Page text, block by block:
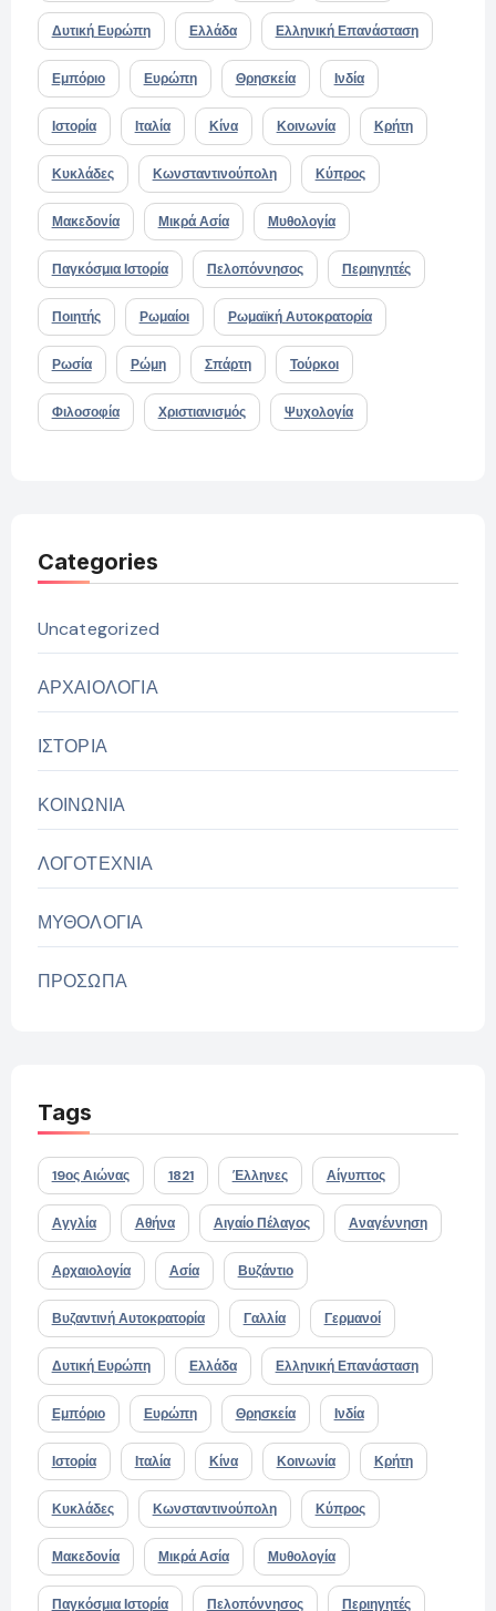
Δυτική Ευρώπη Ελλάδα Ελληνική Επανάσταση
Εμπόριο Ευρώπη Θρησκεία Ινδία
Ιστορία Ιταλία Κίνα Κοινωνία Κρήτη
Κυκλάδες Κωνσταντινούπολη Κύπρος
Μακεδονία Μικρά Ασία Μυθολογία
Παγκόσμια Ιστορία Πελοπόννησος Περιηγητές
Ποιητής Ρωμαίοι Ρωμαϊκή Αυτοκρατορία
Ρωσία Ρώμη Σπάρτη Τούρκοι
Φιλοσοφία Χριστιανισμός Ψυχολογία
Categories
Uncategorized
ΑΡΧΑΙΟΛΟΓΙΑ
ΙΣΤΟΡΙΑ
ΚΟΙΝΩΝΙΑ
ΛΟΓΟΤΕΧΝΙΑ
ΜΥΘΟΛΟΓΙΑ
ΠΡΟΣΩΠΑ
Tags
19ος Αιώνας 1821 Έλληνες Αίγυπτος
Αγγλία Αθήνα Αιγαίο Πέλαγος Αναγέννηση
Αρχαιολογία Ασία Βυζάντιο
Βυζαντινή Αυτοκρατορία Γαλλία Γερμανοί
Δυτική Ευρώπη Ελλάδα Ελληνική Επανάσταση
Εμπόριο Ευρώπη Θρησκεία Ινδία
Ιστορία Ιταλία Κίνα Κοινωνία Κρήτη
Κυκλάδες Κωνσταντινούπολη Κύπρος
Μακεδονία Μικρά Ασία Μυθολογία
Παγκόσμια Ιστορία Πελοπόννησος Περιηγητές